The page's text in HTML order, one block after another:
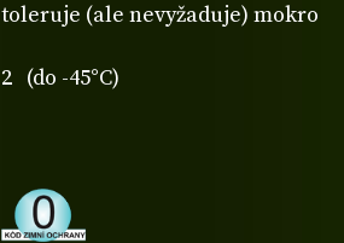
toleruje (ale nevyžaduje) mokro
2 (do -45°C)